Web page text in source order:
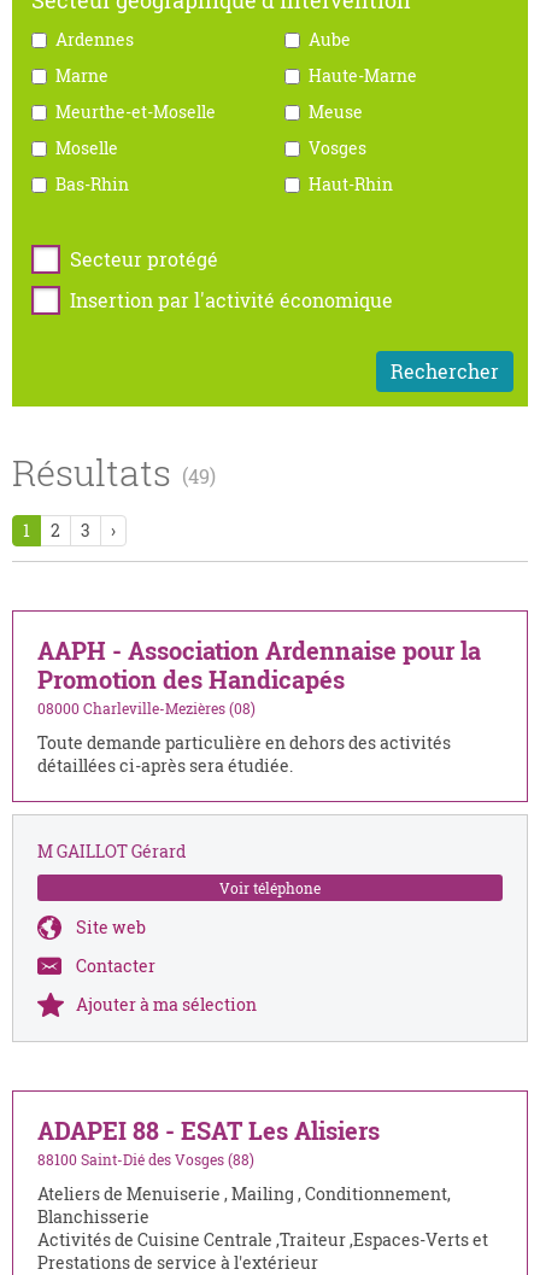
Ardennes
Aube
Marne
Haute-Marne
Meurthe-et-Moselle
Meuse
Moselle
Vosges
Bas-Rhin
Haut-Rhin
Secteur protégé
Insertion par l'activité économique
Résultats (49)
1 2 3 ›
AAPH - Association Ardennaise pour la
Promotion des Handicapés
08000 Charleville-Mezières (08)
Toute demande particulière en dehors des activités
détaillées ci-après sera étudiée.
M GAILLOT Gérard
Voir téléphone
Site web
Contacter
Ajouter à ma sélection
ADAPEI 88 - ESAT Les Alisiers
88100 Saint-Dié des Vosges (88)
Ateliers de Menuiserie , Mailing , Conditionnement,
Blanchisserie
Activités de Cuisine Centrale ,Traiteur ,Espaces-Verts et
Prestations de service à l'extérieur